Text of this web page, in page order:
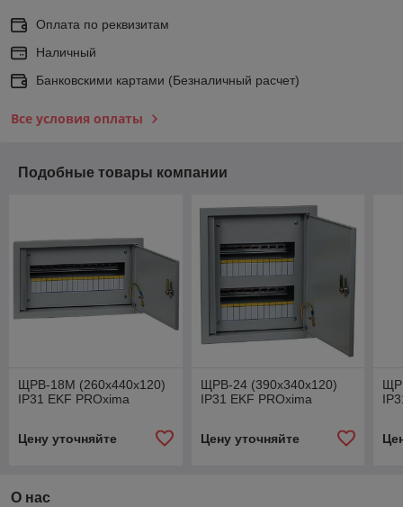
Оплата по реквизитам
Наличный
Банковскими картами (Безналичный расчет)
Все условия оплаты
Подобные товары компании
ЩРВ-18М (260х440х120)
IP31 EKF PROxima
Цену уточняйте
ЩРВ-24 (390х340х120)
IP31 EKF PROxima
Цену уточняйте
О нас